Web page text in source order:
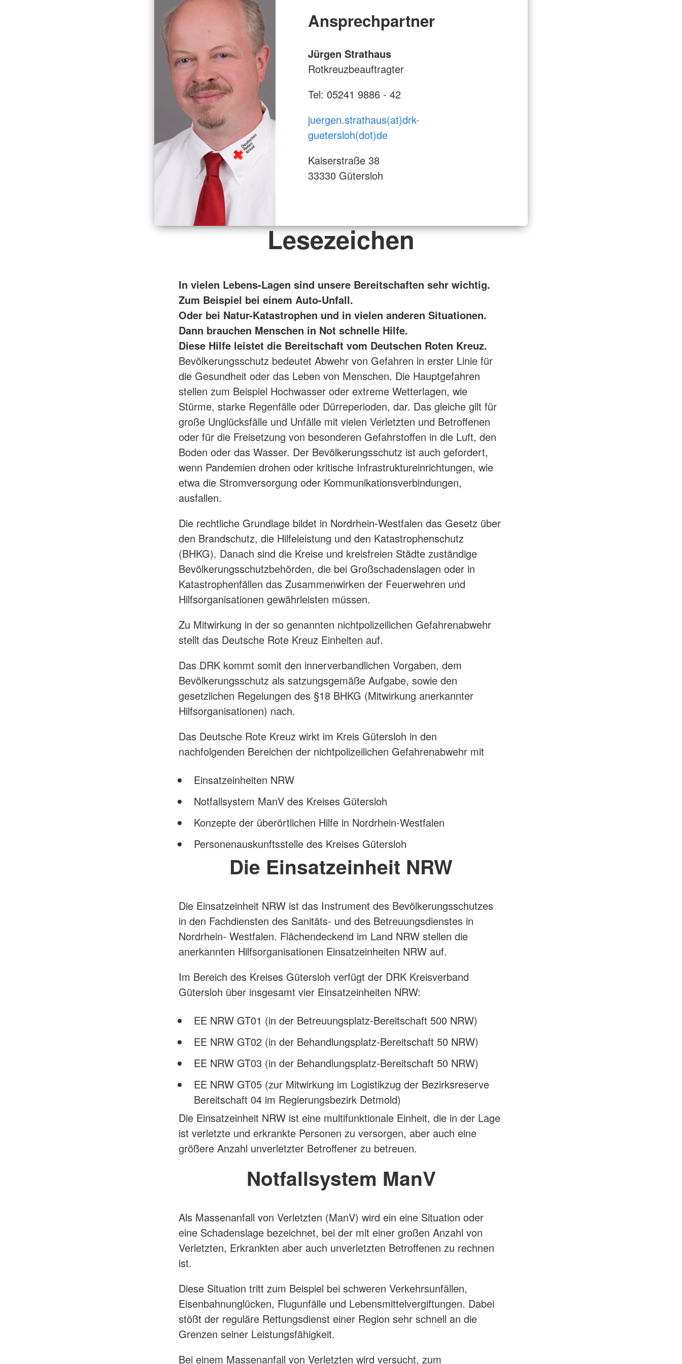
Ansprechpartner
Jürgen Strathaus
Rotkreuzbeauftragter
Tel: 05241 9886 - 42
juergen.strathaus(at)drk-
guetersloh(dot)de
Kaiserstraße 38
33330 Gütersloh
Lesezeichen
In vielen Lebens-Lagen sind unsere Bereitschaften sehr wichtig.
Zum Beispiel bei einem Auto-Unfall.
Oder bei Natur-Katastrophen und in vielen anderen Situationen.
Dann brauchen Menschen in Not schnelle Hilfe.
Diese Hilfe leistet die Bereitschaft vom Deutschen Roten Kreuz.
Bevölkerungsschutz bedeutet Abwehr von Gefahren in erster Linie für
die Gesundheit oder das Leben von Menschen. Die Hauptgefahren
stellen zum Beispiel Hochwasser oder extreme Wetterlagen, wie
Stürme, starke Regenfälle oder Dürreperioden, dar. Das gleiche gilt für
große Unglücksfälle und Unfälle mit vielen Verletzten und Betroffenen
oder für die Freisetzung von besonderen Gefahrstoffen in die Luft, den
Boden oder das Wasser. Der Bevölkerungsschutz ist auch gefordert,
wenn Pandemien drohen oder kritische Infrastruktureinrichtungen, wie
etwa die Stromversorgung oder Kommunikationsverbindungen,
ausfallen.
Die rechtliche Grundlage bildet in Nordrhein-Westfalen das Gesetz über
den Brandschutz, die Hilfeleistung und den Katastrophenschutz
(BHKG). Danach sind die Kreise und kreisfreien Städte zuständige
Bevölkerungsschutzbehörden, die bei Großschadenslagen oder in
Katastrophenfällen das Zusammenwirken der Feuerwehren und
Hilfsorganisationen gewährleisten müssen.
Zu Mitwirkung in der so genannten nichtpolizeilichen Gefahrenabwehr
stellt das Deutsche Rote Kreuz Einheiten auf.
Das DRK kommt somit den innerverbandlichen Vorgaben, dem
Bevölkerungsschutz als satzungsgemäße Aufgabe, sowie den
gesetzlichen Regelungen des §18 BHKG (Mitwirkung anerkannter
Hilfsorganisationen) nach.
Das Deutsche Rote Kreuz wirkt im Kreis Gütersloh in den
nachfolgenden Bereichen der nichtpolizeilichen Gefahrenabwehr mit
Einsatzeinheiten NRW
Notfallsystem ManV des Kreises Gütersloh
Konzepte der überörtlichen Hilfe in Nordrhein-Westfalen
Personenauskunftsstelle des Kreises Gütersloh
Die Einsatzeinheit NRW
Die Einsatzeinheit NRW ist das Instrument des Bevölkerungsschutzes
in den Fachdiensten des Sanitäts- und des Betreuungsdienstes in
Nordrhein- Westfalen. Flächendeckend im Land NRW stellen die
anerkannten Hilfsorganisationen Einsatzeinheiten NRW auf.
Im Bereich des Kreises Gütersloh verfügt der DRK Kreisverband
Gütersloh über insgesamt vier Einsatzeinheiten NRW:
EE NRW GT01 (in der Betreuungsplatz-Bereitschaft 500 NRW)
EE NRW GT02 (in der Behandlungsplatz-Bereitschaft 50 NRW)
EE NRW GT03 (in der Behandlungsplatz-Bereitschaft 50 NRW)
EE NRW GT05 (zur Mitwirkung im Logistikzug der Bezirksreserve
Bereitschaft 04 im Regierungsbezirk Detmold)
Die Einsatzeinheit NRW ist eine multifunktionale Einheit, die in der Lage
ist verletzte und erkrankte Personen zu versorgen, aber auch eine
größere Anzahl unverletzter Betroffener zu betreuen.
Notfallsystem ManV
Als Massenanfall von Verletzten (ManV) wird ein eine Situation oder
eine Schadenslage bezeichnet, bei der mit einer großen Anzahl von
Verletzten, Erkrankten aber auch unverletzten Betroffenen zu rechnen
ist.
Diese Situation tritt zum Beispiel bei schweren Verkehrsunfällen,
Eisenbahnunglücken, Flugunfälle und Lebensmittelvergiftungen. Dabei
stößt der reguläre Rettungsdienst einer Region sehr schnell an die
Grenzen seiner Leistungsfähigkeit.
Bei einem Massenanfall von Verletzten wird versucht, zum